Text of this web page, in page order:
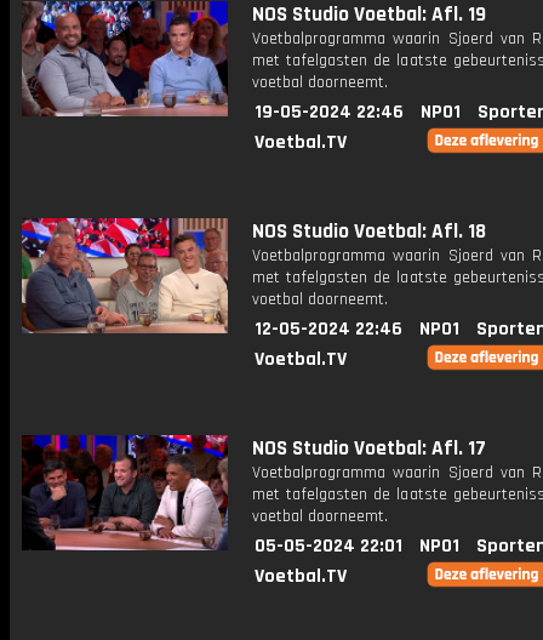
NOS Studio Voetbal: Afl. 19
Voetbalprogramma waarin Sjoerd van
met tafelgasten de laatste
voetbal doorneemt.
19-05-2024 22:46 NPO1
Voetbal.TV
NOS Studio Voetbal: Afl. 18
Voetbalprogramma waarin Sjoerd van
met tafelgasten de laatste
voetbal doorneemt.
12-05-2024 22:46 NPO1
Voetbal.TV
NOS Studio Voetbal: Afl. 17
Voetbalprogramma waarin Sjoerd van
met tafelgasten de laatste
voetbal doorneemt.
05-05-2024 22:01 NPO1
Voetbal.TV